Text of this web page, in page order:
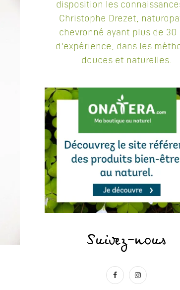
disposition les
Christophe Drezet,
chevronné ayant plus de 30
d'expérience, dans les
douces et naturelles.
Suivez-nous